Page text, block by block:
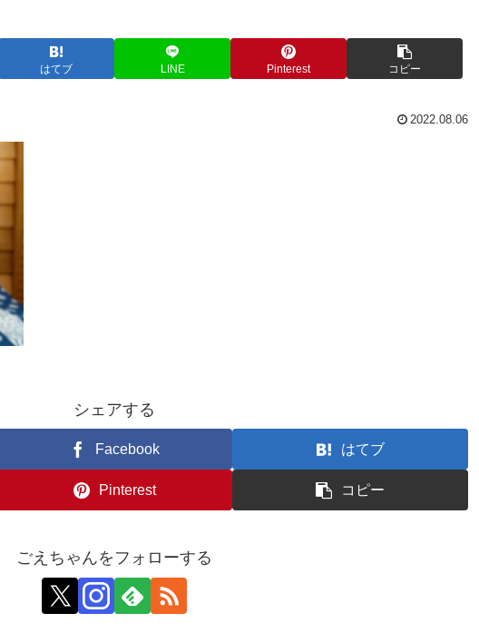
はてブ LINE Pinterest コピー
2022.08.06
シェアする
Facebook はてブ
Pinterest コピー
ごえちゃんをフォローする